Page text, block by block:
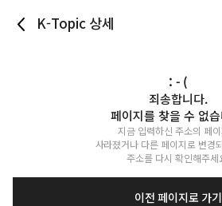
K-Topic 상세
: - (
죄송합니다.
페이지를 찾을 수 없
지금 입력하신 주소의 페
사라졌거나 다른 페이지로 변경
주소를 다시 확인해주세
이전 페이지로 가기